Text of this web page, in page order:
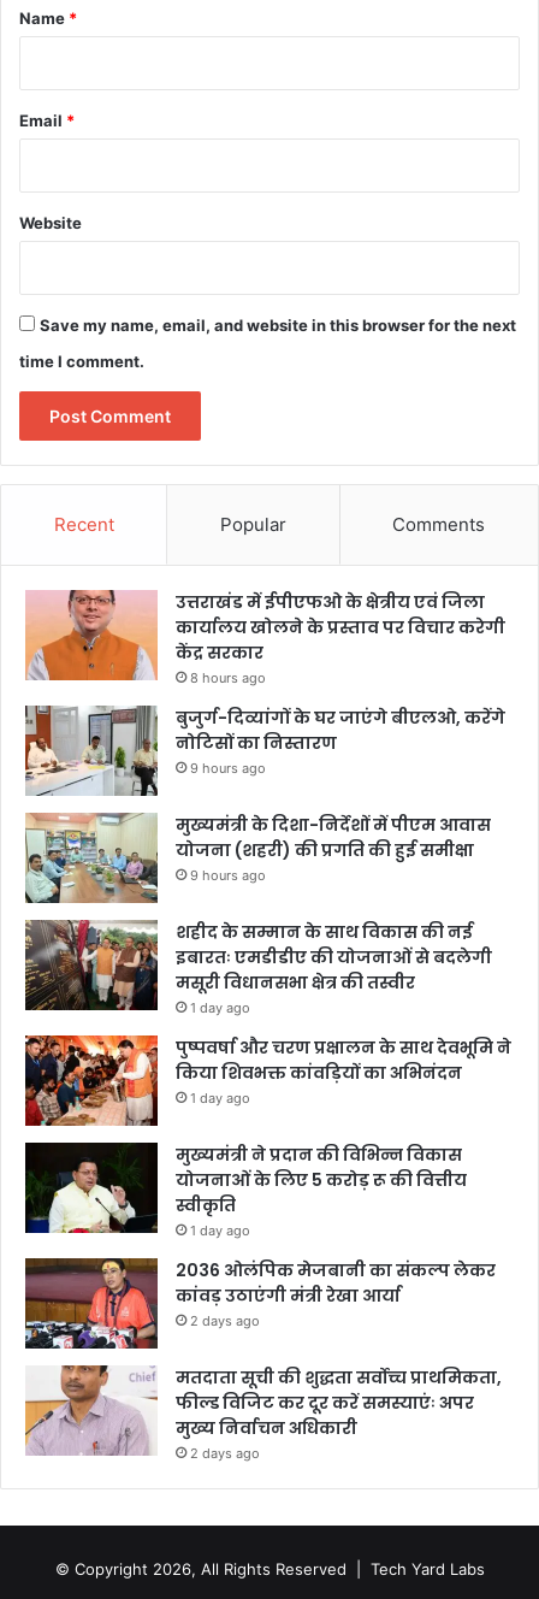
*
Name *
Email *
Website
Save my name, email, and website in this browser for the next
time I comment.
Recent Popular Comments
उत्तराखंड में ईपीएफओ के क्षेत्रीय एवं जिला
कार्यालय खोलने के प्रस्ताव पर विचार करेगी
केंद्र सरकार
8 hours ago
बुजुर्ग-दिव्यांगों के घर जाएंगे बीएलओ, करेंगे
नोटिसों का निस्तारण
9 hours ago
मुख्यमंत्री के दिशा-निर्देशों में पीएम आवास
योजना (शहरी) की प्रगति की हुई समीक्षा
9 hours ago
शहीद के सम्मान के साथ विकास की नई
इबारतः एमडीडीए की योजनाओं से बदलेगी
मसूरी विधानसभा क्षेत्र की तस्वीर
1 day ago
पुष्पवर्षा और चरण प्रक्षालन के साथ देवभूमि ने
किया शिवभक्त कांवड़ियों का अभिनंदन
1 day ago
मुख्यमंत्री ने प्रदान की विभिन्न विकास
योजनाओं के लिए 5 करोड़ रू की वित्तीय
स्वीकृति
1 day ago
2036 ओलंपिक मेजबानी का संकल्प लेकर
कांवड़ उठाएंगी मंत्री रेखा आर्या
2 days ago
मतदाता सूची की शुद्धता सर्वोच्च प्राथमिकता,
फील्ड विजिट कर दूर करें समस्याएंः अपर
मुख्य निर्वाचन अधिकारी
2 days ago
© Copyright 2026, All Rights Reserved | Tech Yard Labs